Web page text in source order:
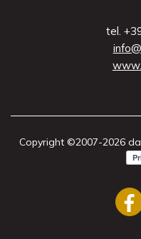
tel.
Copyright ©2007-2026